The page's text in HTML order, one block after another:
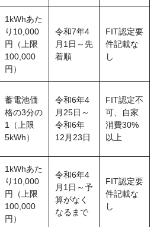
1kWhあた
り10,000
円（上限
100,000
円）
令和7年4
月1日～先
着順
FIT認定要
件記載な
し
蓄電池価
格の3分の
1（上限
5kWh）
令和6年4
月25日～
令和6年
12月23日
FIT認定不
可、自家
消費30%
以上
1kWhあた
り10,000
円（上限
100,000
円）
令和6年4
月1日～予
算がなく
なるまで
FIT認定要
件記載な
し